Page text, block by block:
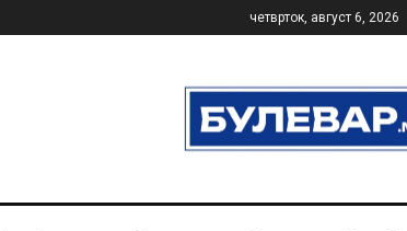
четврток, август 6, 2026